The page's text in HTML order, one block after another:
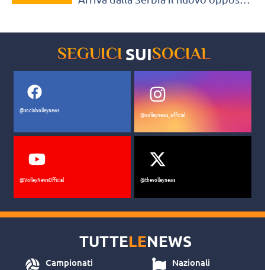
SEGUICI SUISOCIAL
@socialvolleynews
@volleynews_official
@VolleyNewsOfficial @thevolleynews
TUTTELENEWS
Campionati Nazionali